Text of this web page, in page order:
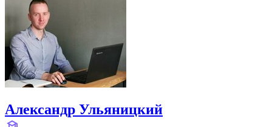
Александр Ульяницкий